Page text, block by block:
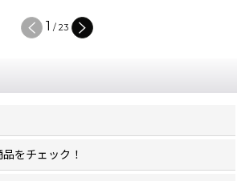
1 / 23
をチェック！